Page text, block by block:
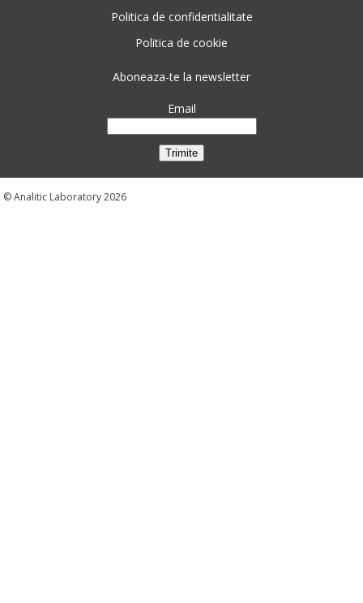
Politica de confidentialitate
Politica de cookie
Aboneaza-te la newsletter
Email
© Analitic Laboratory 2026